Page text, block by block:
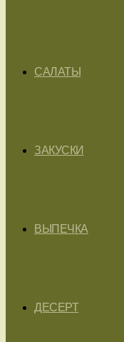
САЛАТЫ
ЗАКУСКИ
ВЫПЕЧКА
ДЕСЕРТ